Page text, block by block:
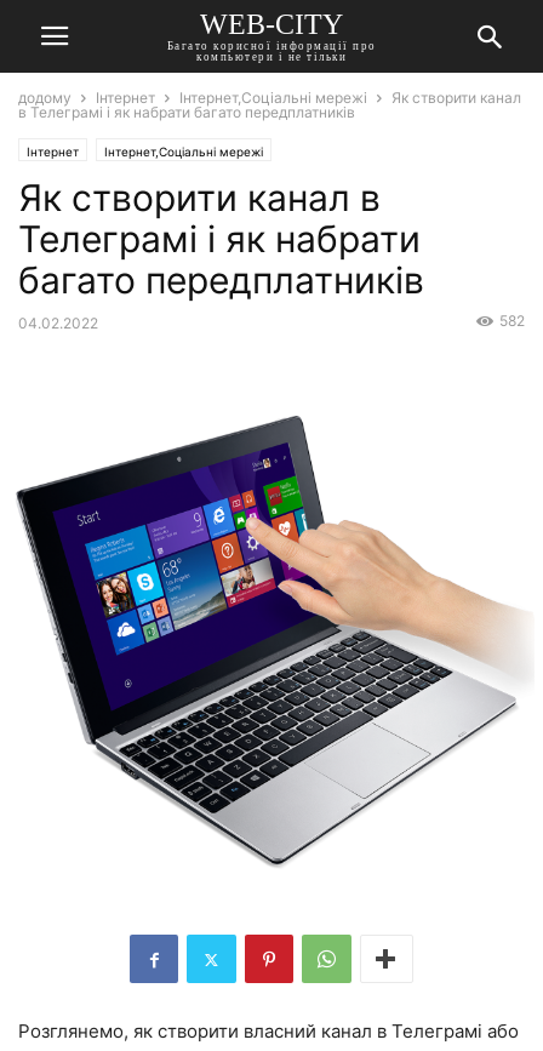
WEB-CITY
Багато корисної інформації про
компьютери і не тільки
додому Інтернет Інтернет,Соціальні мережі
Як створити канал
в Телеграмі і як набрати багато передплатників
Інтернет Інтернет,Соціальні мережі
Як створити канал в
Телеграмі і як набрати
багато передплатників
04.02.2022 582
Розглянемо, як створити власний канал в Телеграмі або